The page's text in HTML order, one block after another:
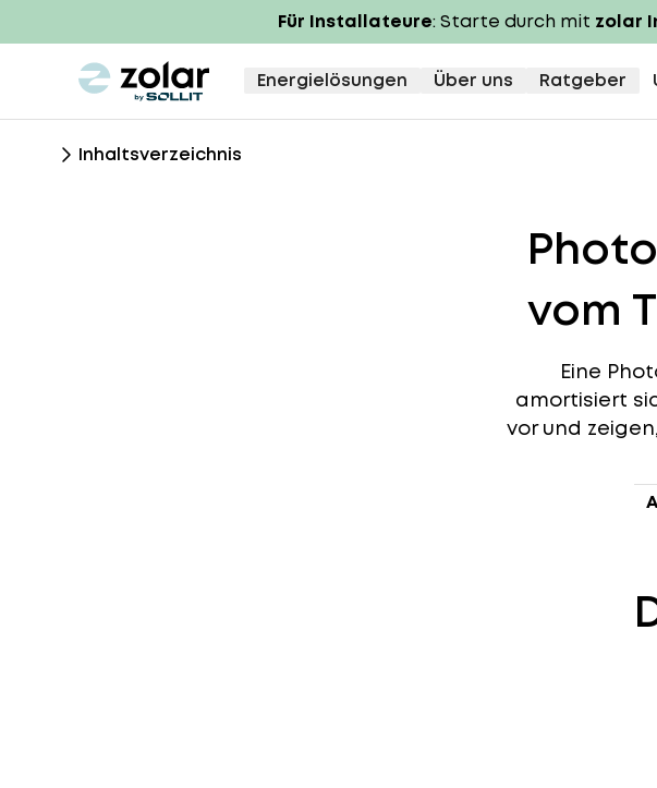
Für Installateure: Starte durch mit zolar
zolar logo Energielösungen Über uns Ratgeber
Inhaltsverzeichnis
vom
Eine
amortisiert
vor und